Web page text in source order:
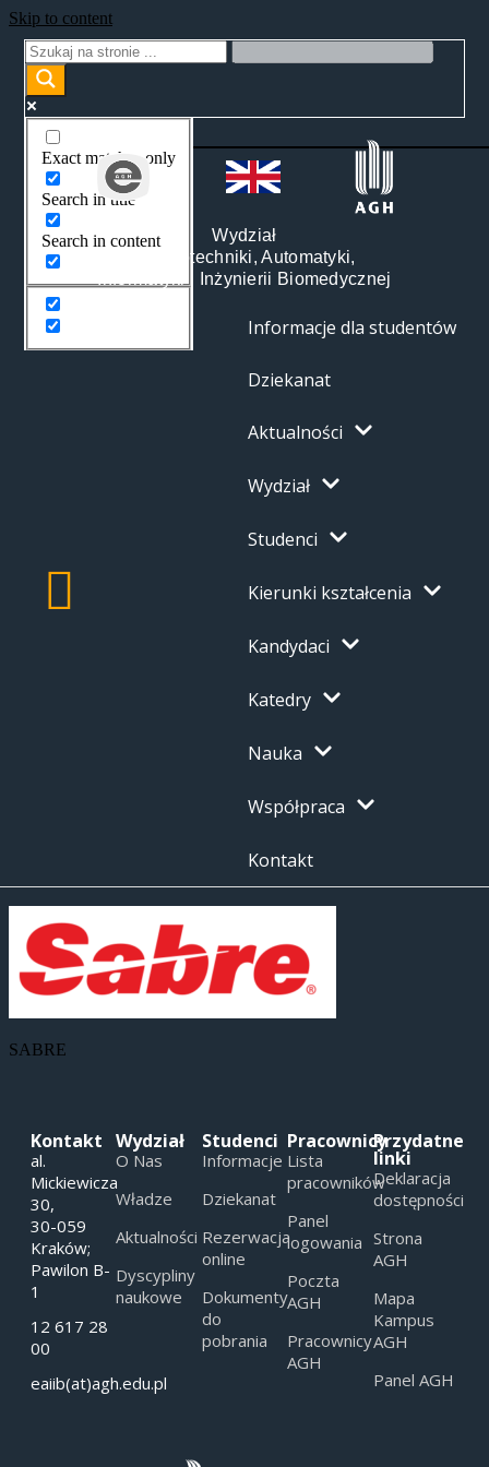
Skip to content
Exact matches only
Search in title
Search in content
Wydział
Elektrotechniki, Automatyki,
Informatyki i Inżynierii Biomedycznej
Informacje dla studentów
Dziekanat
Aktualności
Wydział
Studenci
Kierunki kształcenia
Kandydaci
Katedry
Nauka
Współpraca
Kontakt
SABRE
Kontakt
al.
Mickiewicza
30,
30-059
Kraków;
Pawilon B-
1
12 617 28
00
eaiib(at)agh.edu.pl
Wydział
O Nas
Władze
Aktualności
Dyscypliny
naukowe
Studenci
Informacje
Dziekanat
Rezerwacja
online
Dokumenty
do
pobrania
Pracownicy
Lista
pracowników
Panel
logowania
Poczta
AGH
Pracownicy
AGH
Przydatne
linki
Deklaracja
dostępności
Strona
AGH
Mapa
Kampus
AGH
Panel AGH